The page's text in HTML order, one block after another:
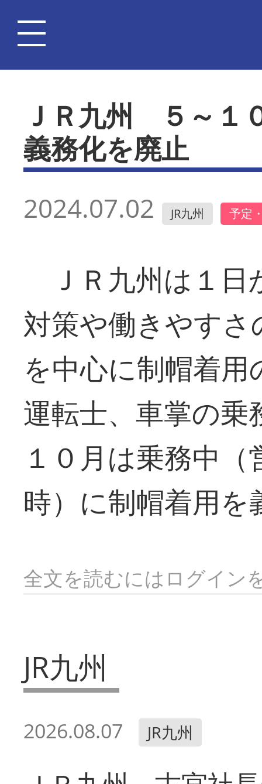
ＪＲ九州 ５～１
義務化を廃止
2024.07.02 JR九州 予定
ＪＲ九州は１日
対策や働きやす
を中心に制帽着
運転士、車掌の乗
１０月は乗務中
時）に制帽着用
全文を読むにはログイン
JR九州
2026.08.07 JR九州